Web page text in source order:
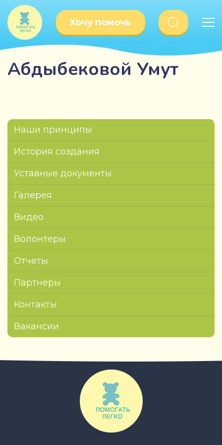
Хочу помочь
Абдыбековой Умут
Наши принципы
История создания
Уставные документы
Галерея
Видео
Волонтеры
Отчеты
Партнеры
Контакты
Вакансии